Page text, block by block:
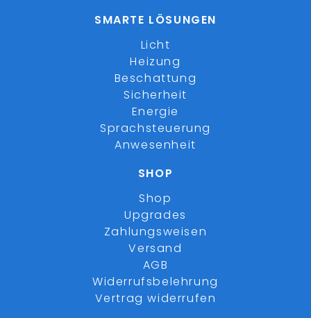
SMARTE LÖSUNGEN
Licht
Heizung
Beschattung
Sicherheit
Energie
Sprachsteuerung
Anwesenheit
SHOP
Shop
Upgrades
Zahlungsweisen
Versand
AGB
Widerrufsbelehrung
Vertrag widerrufen